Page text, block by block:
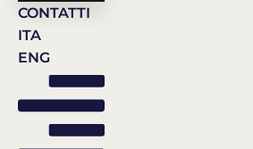
CONTATTI
ITA
ENG